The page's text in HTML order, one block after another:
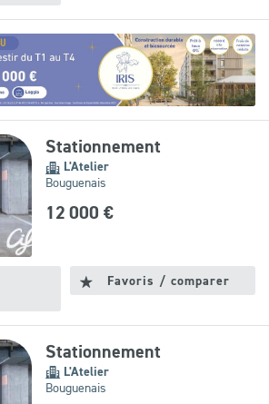
Leaflet |©OpenStreetMapcontributors
Stationnement
L'Atelier
Bouguenais
12 000 €
Favoris / comparer
Stationnement
L'Atelier
Bouguenais